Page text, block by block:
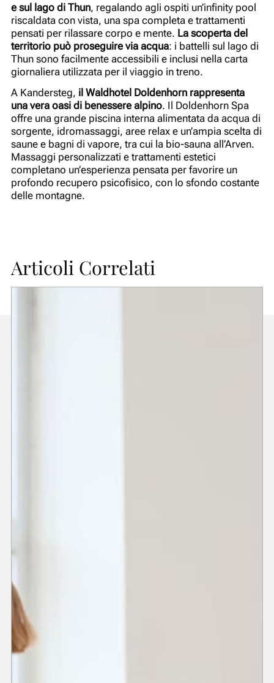
e sul lago di Thun, regalando agli ospiti un’infinity pool
riscaldata con vista, una spa completa e trattamenti
pensati per rilassare corpo e mente. La scoperta del
territorio può proseguire via acqua: i battelli sul lago di
Thun sono facilmente accessibili e inclusi nella carta
giornaliera utilizzata per il viaggio in treno.
A Kandersteg, il Waldhotel Doldenhorn rappresenta
una vera oasi di benessere alpino. Il Doldenhorn Spa
offre una grande piscina interna alimentata da acqua di
sorgente, idromassaggi, aree relax e un’ampia scelta di
saune e bagni di vapore, tra cui la bio-sauna all’Arven.
Massaggi personalizzati e trattamenti estetici
completano un’esperienza pensata per favorire un
profondo recupero psicofisico, con lo sfondo costante
delle montagne.
Articoli Correlati